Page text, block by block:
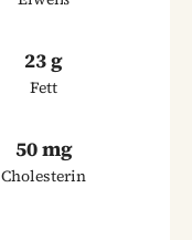
23 g
Fett
50 mg
Cholesterin